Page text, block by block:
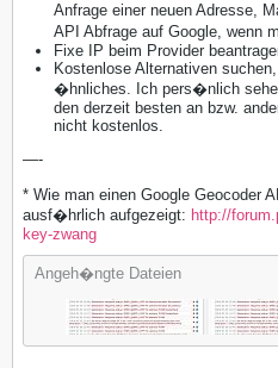
Anfrage einer neuen Adresse,
API Abfrage auf Google, wenn
Fixe IP beim Provider
Kostenlose Alternativen
�hnliches. Ich pers�nlich sehe
den derzeit besten an bzw.
nicht kostenlos.
—-
* Wie man einen Google Geocoder
ausf�hrlich aufgezeigt: http://
key-zwang
Angeh�ngte Dateien